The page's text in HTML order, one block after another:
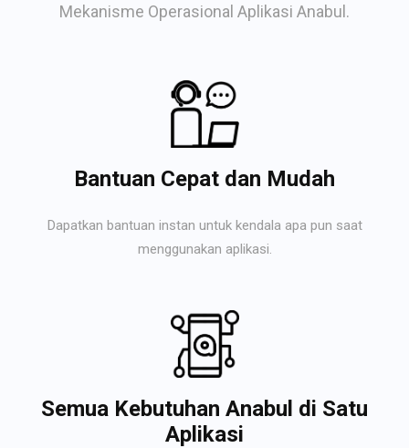
Mekanisme Operasional Aplikasi Anabul.
Bantuan Cepat dan Mudah
Dapatkan bantuan instan untuk kendala apa pun saat
menggunakan aplikasi.
Semua Kebutuhan Anabul di Satu
Aplikasi